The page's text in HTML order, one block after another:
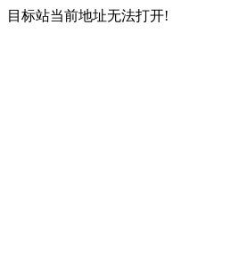
目标站当前地址无法打开!